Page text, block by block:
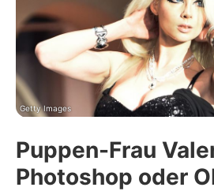
Filme &
Lifestyle
Familie &
Promiflash
Alle Themen auf
Getty Images
Puppen-Frau
Photoshop oder